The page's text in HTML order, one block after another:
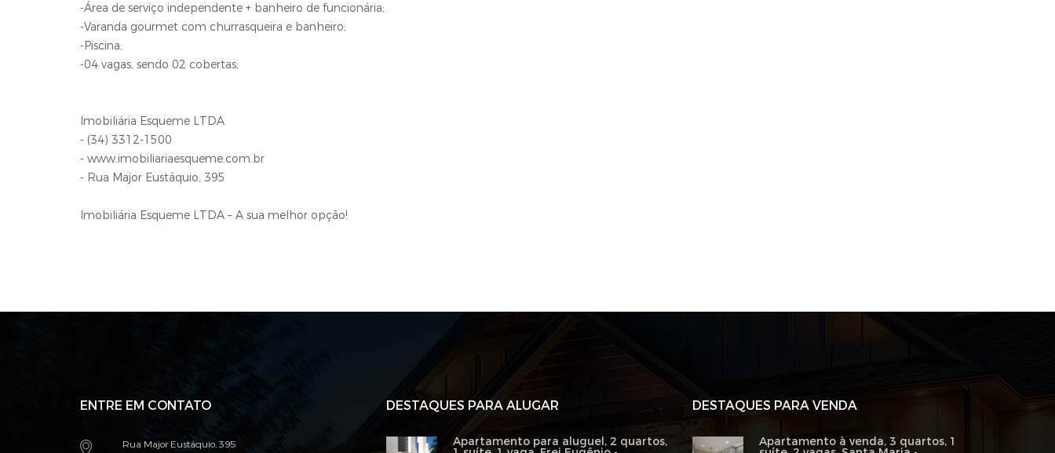
-Área de serviço independente + banheiro de funcionária;
-Varanda gourmet com churrasqueira e banheiro;
-Piscina;
-04 vagas, sendo 02 cobertas;
Imobiliária Esqueme LTDA
- (34) 3312-1500
- www.imobiliariaesqueme.com.br
- Rua Major Eustáquio, 395
Imobiliária Esqueme LTDA – A sua melhor opção!
ENTRE EM CONTATO
Rua Major Eustáquio, 395
DESTAQUES PARA ALUGAR
Apartamento para aluguel, 2 quartos,
DESTAQUES PARA VENDA
Apartamento à venda, 3 quartos, 1